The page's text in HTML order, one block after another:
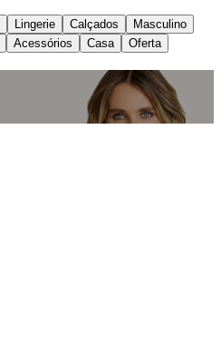
Lingerie Calçados
Masculino
Acessórios Casa Oferta